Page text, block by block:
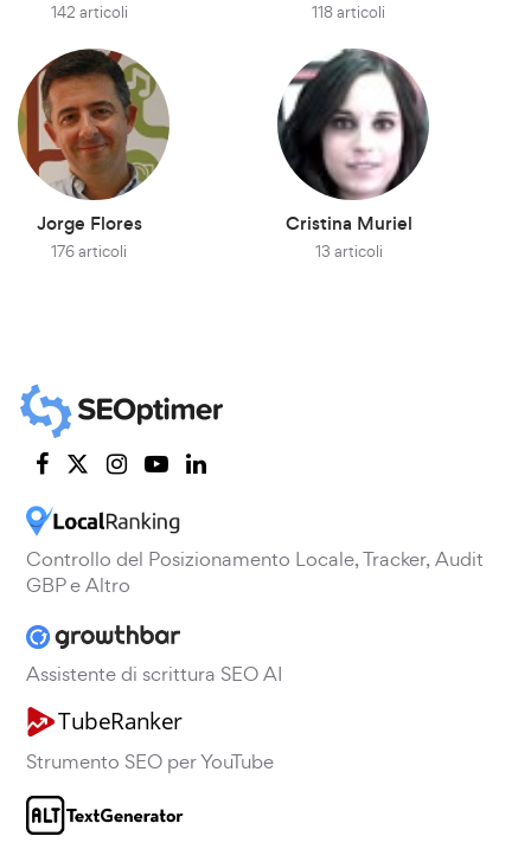
142 articoli 118 articoli
Jorge Flores
176 articoli
Cristina Muriel
13 articoli
Controllo del Posizionamento Locale, Tracker, Audit
GBP e Altro
Assistente di scrittura SEO AI
Strumento SEO per YouTube